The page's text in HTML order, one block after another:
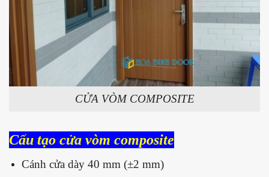
CỬA VÒM COMPOSITE
Cấu tạo cửa vòm composite
Cánh cửa dày 40 mm (±2 mm)